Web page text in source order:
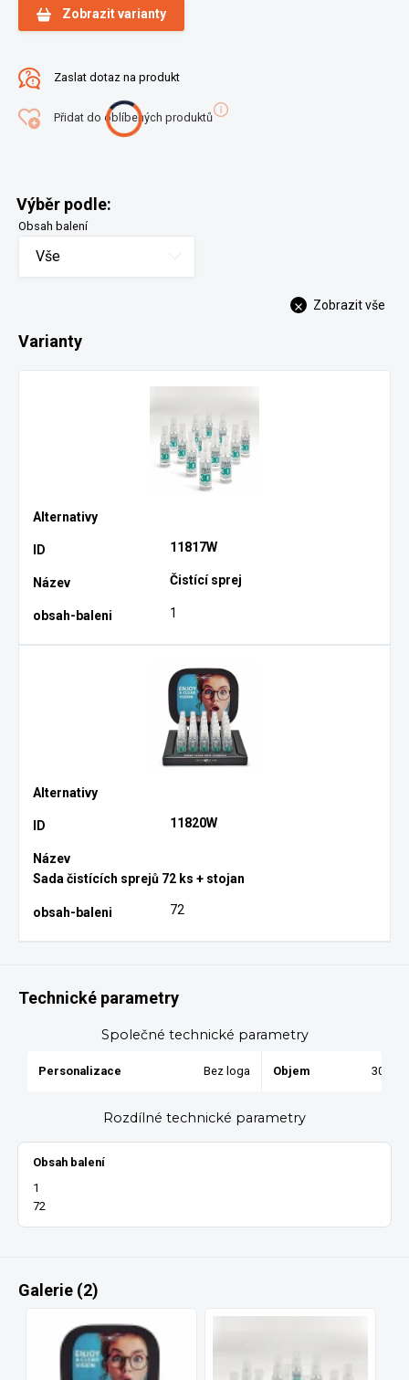
Zobrazit varianty
Zaslat dotaz na produkt
Přidat do oblíbených produktů
Výběr podle:
Obsah balení
Vše
Zobrazit vše
Varianty
11817W
Čistící sprej
1
11820W
Sada čistících sprejů 72 ks + stojan
72
Technické parametry
Společné technické parametry
Personalizace Bez loga Objem 30 ml
Rozdílné technické parametry
Obsah balení
1
72
Galerie (2)